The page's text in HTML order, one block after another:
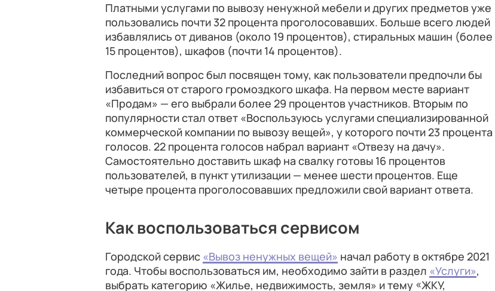
Платными услугами по вывозу ненужной мебели и других предметов уже
пользовались почти 32 процента проголосовавших. Больше всего людей
избавлялись от диванов (около 19 процентов), стиральных машин (более
15 процентов), шкафов (почти 14 процентов).
Последний вопрос был посвящен тому, как пользователи предпочли бы
избавиться от старого громоздкого шкафа. На первом месте вариант
«Продам» — его выбрали более 29 процентов участников. Вторым по
популярности стал ответ «Воспользуюсь услугами специализированной
коммерческой компании по вывозу вещей», у которого почти 23 процента
голосов. 22 процента голосов набрал вариант «Отвезу на дачу».
Самостоятельно доставить шкаф на свалку готовы 16 процентов
пользователей, в пункт утилизации — менее шести процентов. Еще
четыре процента проголосовавших предложили свой вариант ответа.
Как воспользоваться сервисом
Городской сервис «Вывоз ненужных вещей» начал работу в октябре 2021
года. Чтобы воспользоваться им, необходимо зайти в раздел «Услуги»,
выбрать категорию «Жилье, недвижимость, земля» и тему «ЖКУ,